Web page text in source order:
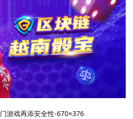
游戏再添安全性-670×376